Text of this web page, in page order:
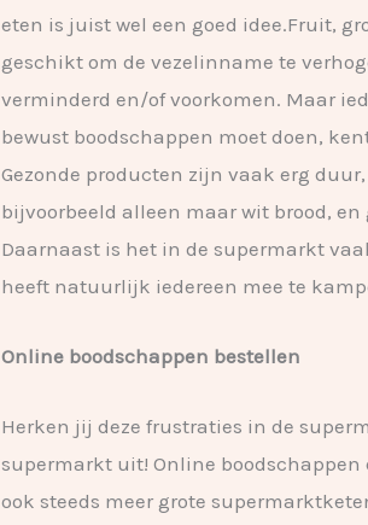
eten is juist wel een goed idee.Fruit,
geschikt om de vezelinname te
verminderd en/of voorkomen. Maar
bewust boodschappen moet doen,
Gezonde producten zijn vaak erg
bijvoorbeeld alleen maar wit brood,
Daarnaast is het in de supermarkt
heeft natuurlijk iedereen mee te
Online boodschappen bestellen
Herken jij deze frustraties in de
supermarkt uit! Online
ook steeds meer grote